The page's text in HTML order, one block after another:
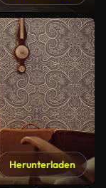
Herunterladen